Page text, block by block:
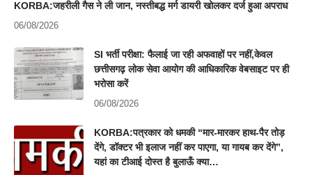
KORBA:जहरीली गैस ने ली जान, नस्तीबद्ध मर्ग डायरी खोलकर दर्ज हुआ अपराध
06/08/2026
SI भर्ती परीक्षा: फैलाई जा रही अफवाहों पर नहीं,केवल
छत्तीसगढ़ लोक सेवा आयोग की आधिकारिक वेबसाइट पर ही
भरोसा करें
06/08/2026
KORBA:पत्रकार को धमकी “मार-मारकर हाथ-पैर तोड़
देंगे, डॉक्टर भी इलाज नहीं कर पाएगा, या गायब कर देंगे”,
यहां का टीआई दोस्त है बुलाऊँ क्या…